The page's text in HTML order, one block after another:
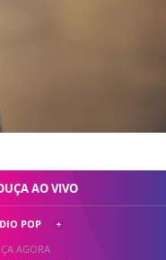
AO VIVO
POP
AGORA